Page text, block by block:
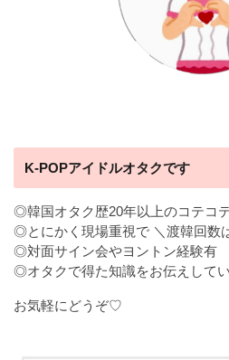
K-POPアイドルオタクです
◎韓国オタク歴20年以上のコテコ
◎とにかく現場重視で ＼渡韓回数
◎対面サイン会やヨントン経験有
◎オタクで得た知識をお伝えして
お気軽にどうぞ♡